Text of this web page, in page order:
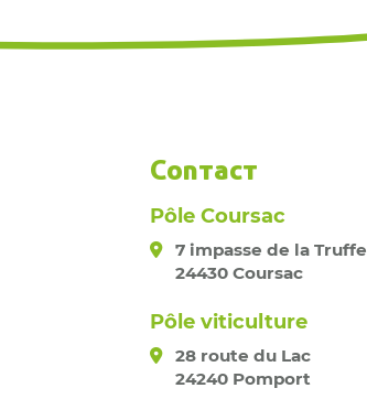
Contact
Pôle Coursac
7 impasse de la Truffe
24430 Coursac
Pôle viticulture
28 route du Lac
24240 Pomport